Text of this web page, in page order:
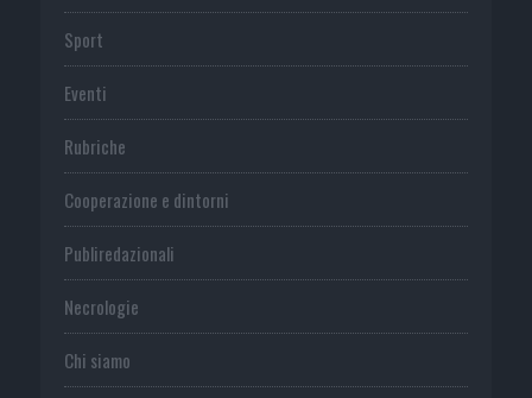
Sport
Eventi
Rubriche
Cooperazione e dintorni
Publiredazionali
Necrologie
Chi siamo